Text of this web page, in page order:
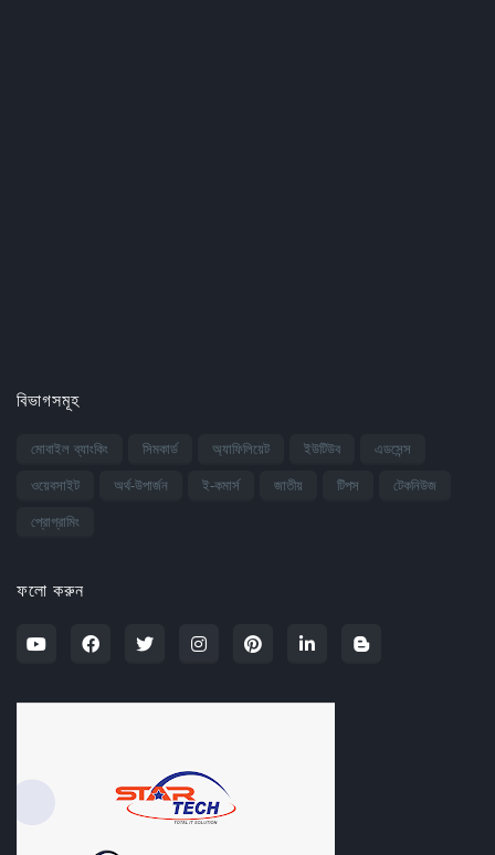
বিভাগসমূহ
মোবাইল ব্যাংকিং সিমকার্ড অ্যাফিলিয়েট ইউটিউব এডসেন্স
ওয়েবসাইট অর্থ-উপার্জন ই-কমার্স জাতীয় টিপস টেকনিউজ
প্রোগ্রামিং
ফলো করুন